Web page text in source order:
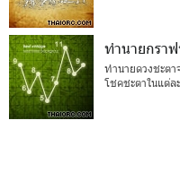
ทำนายกรา
ทำนายดวงชะต
โชคชะตาในแต่ล